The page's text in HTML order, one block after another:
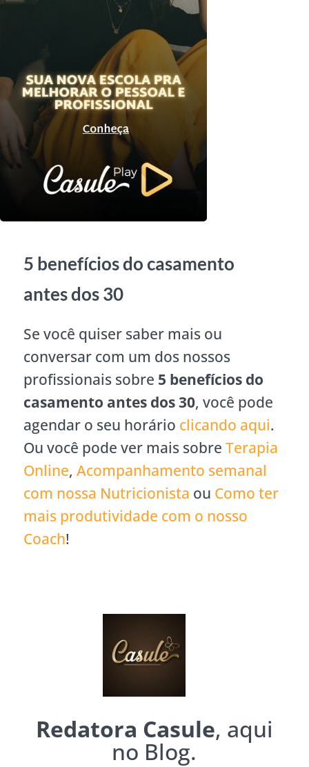
5 benefícios do casamento
antes dos 30
Se você quiser saber mais ou
conversar com um dos nossos
profissionais sobre 5 benefícios do
casamento antes dos 30, você pode
agendar o seu horário clicando aqui.
Ou você pode ver mais sobre Terapia
Online, Acompanhamento semanal
com nossa Nutricionista ou Como ter
mais produtividade com o nosso
Coach!
Redatora Casule, aqui
no Blog.